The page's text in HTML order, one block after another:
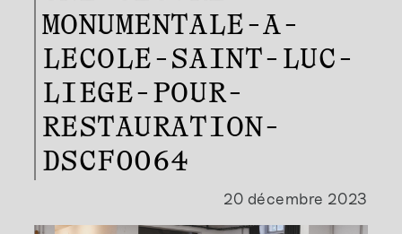
MONUMENTALE-A-
LECOLE-SAINT-LUC-
LIEGE-POUR-
RESTAURATION-
DSCF0064
20 décembre 2023